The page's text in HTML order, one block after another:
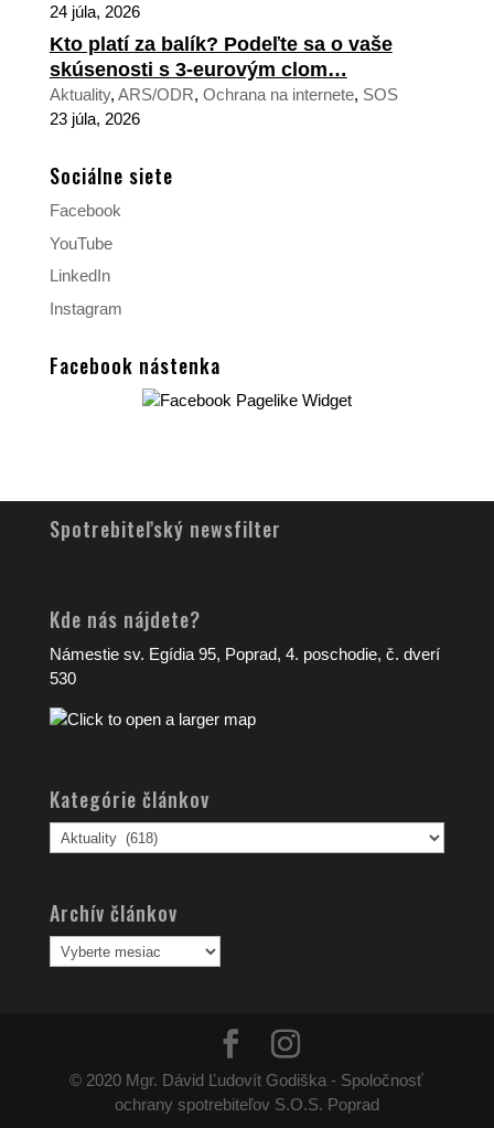
24 júla, 2026
Kto platí za balík? Podeľte sa o vaše
skúsenosti s 3-eurovým clom…
Aktuality, ARS/ODR, Ochrana na internete, SOS
23 júla, 2026
Sociálne siete
Facebook
YouTube
LinkedIn
Instagram
Facebook nástenka
Spotrebiteľský newsfilter
Kde nás nájdete?
Námestie sv. Egídia 95, Poprad, 4. poschodie, č. dverí
530
Kategórie článkov
Kategórie
článkov
Archív článkov
Archív
článkov
© 2020 Mgr. Dávid Ľudovít Godiška - Spoločnosť
ochrany spotrebiteľov S.O.S. Poprad